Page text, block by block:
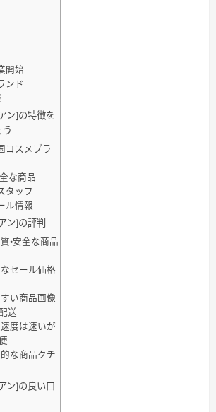
開始
ンド
ン]の特徴を
コスメブラ
な商品
タッフ
ル情報
ン]の評判
・安全な商品
セール価格
い商品画像
送
度は速いが
な商品クチ
ン]の良い口